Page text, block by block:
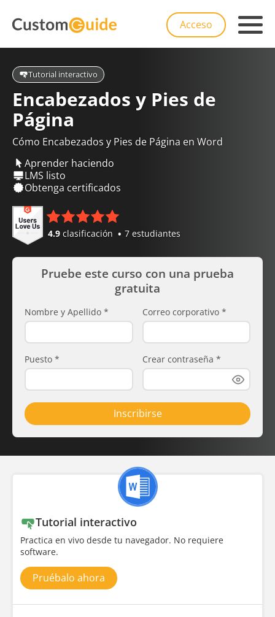
Acceso
Tutorial interactivo
Encabezados y Pies de
Página
Cómo Encabezados y Pies de Página en Word
Aprender haciendo
LMS listo
Obtenga certificados
4.9 clasificación 7 estudiantes
Pruebe este curso con una prueba
gratuita
Nombre y Apellido * Correo corporativo *
Puesto * Crear contraseña *
Inscribirse
Tutorial interactivo
Practica en vivo desde tu navegador. No requiere
software.
Pruébalo ahora